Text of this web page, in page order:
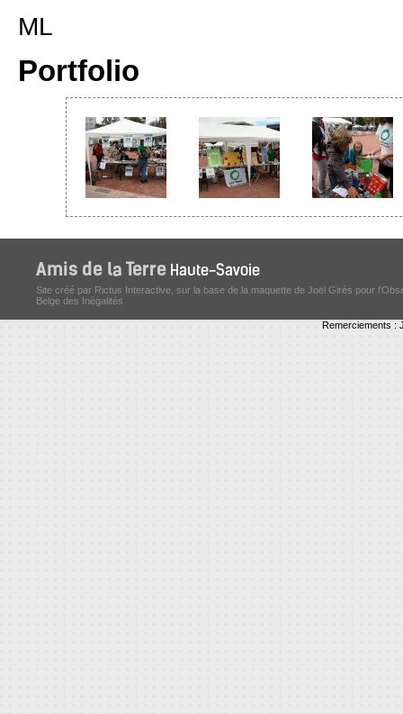
ML
Portfolio
Site créé par Rictus Interactive, sur la base de la maquette de Joël Girès pour
Belge des Inégalités
Remerciements :